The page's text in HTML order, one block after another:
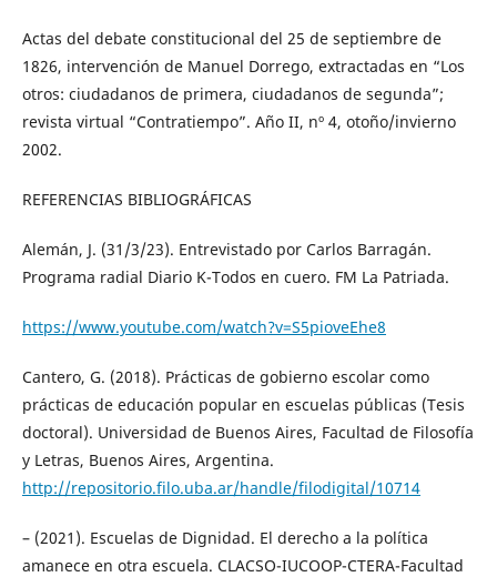
Actas del debate constitucional del 25 de septiembre de
1826, intervención de Manuel Dorrego, extractadas en “Los
otros: ciudadanos de primera, ciudadanos de segunda”;
revista virtual “Contratiempo”. Año II, nº 4, otoño/invierno
2002.
REFERENCIAS BIBLIOGRÁFICAS
Alemán, J. (31/3/23). Entrevistado por Carlos Barragán.
Programa radial Diario K-Todos en cuero. FM La Patriada.
https://www.youtube.com/watch?v=S5pioveEhe8
Cantero, G. (2018). Prácticas de gobierno escolar como
prácticas de educación popular en escuelas públicas (Tesis
doctoral). Universidad de Buenos Aires, Facultad de Filosofía
y Letras, Buenos Aires, Argentina.
http://repositorio.filo.uba.ar/handle/filodigital/10714
– (2021). Escuelas de Dignidad. El derecho a la política
amanece en otra escuela. CLACSO-IUCOOP-CTERA-Facultad